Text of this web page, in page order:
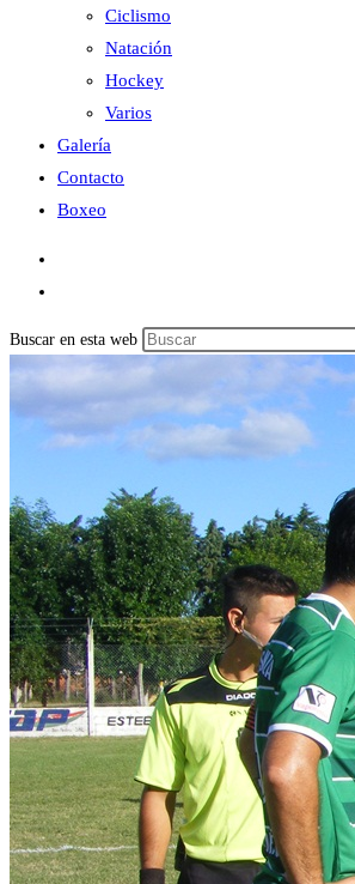
Ciclismo
Natación
Hockey
Varios
Galería
Contacto
Boxeo
Buscar en esta web